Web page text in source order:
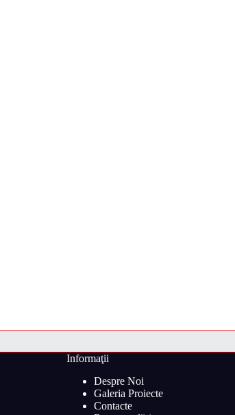
Informaţii
Despre Noi
Galeria Proiecte
Contacte